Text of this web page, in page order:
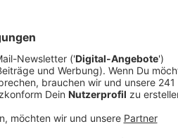
von Menschen dazu, auf
sich in ihren Rechten
der Maßnahmen nicht einsehen,